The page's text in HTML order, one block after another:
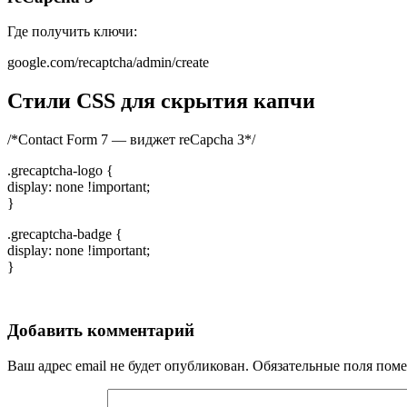
Где получить ключи:
google.com/recaptcha/admin/create
Стили CSS для скрытия капчи
/*Contact Form 7 — виджет reCapcha 3*/
.grecaptcha-logo {
display: none !important;
}
.grecaptcha-badge {
display: none !important;
}
Добавить комментарий
Ваш адрес email не будет опубликован. Обязательные поля